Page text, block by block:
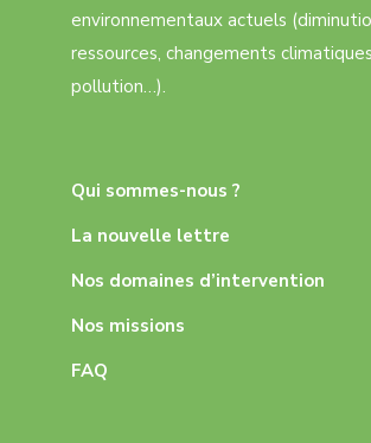
environnementaux actuels
ressources, changements
pollution…).
Qui sommes-nous ?
La nouvelle lettre
Nos domaines d’intervention
Nos missions
FAQ